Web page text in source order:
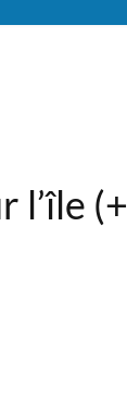
l’île (+